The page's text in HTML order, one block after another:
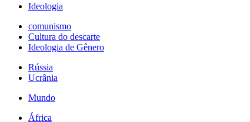
Ideologia
comunismo
Cultura do descarte
Ideologia de Gênero
Rússia
Ucrânia
Mundo
África